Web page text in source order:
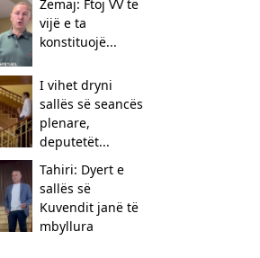
Zemaj: Ftoj VV të
vijë e ta
konstituojë...
I vihet dryni
sallës së seancës
plenare,
deputetët...
Tahiri: Dyert e
sallës së
Kuvendit janë të
mbyllura